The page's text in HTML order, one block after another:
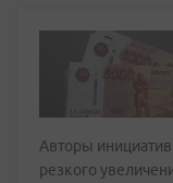
Авторы
резкого